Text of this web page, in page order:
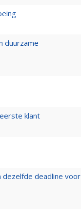
duurzame
klant
deadline voor